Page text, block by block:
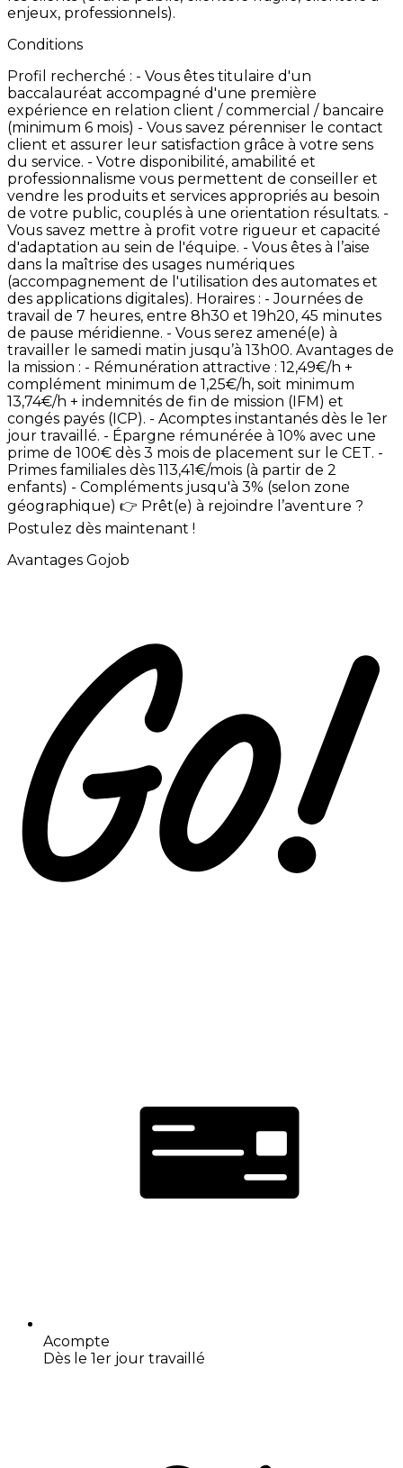
enjeux, professionnels).
Conditions
Profil recherché : - Vous êtes titulaire d'un
baccalauréat accompagné d'une première
expérience en relation client /commercial / bancaire
(minimum 6 mois) - Vous savez pérenniser le contact
client et assurer leur satisfaction grâce à votre sens
du service. - Votre disponibilité, amabilité et
professionnalisme vous permettent de conseiller et
vendre les produits et services appropriés au besoin
de votre public, couplés à une orientation résultats. -
Vous savez mettre à profit votre rigueur et capacité
d'adaptation au sein de l'équipe. - Vous êtes à l’aise
dans la maîtrise des usages numériques
(accompagnement de l'utilisation des automates et
des applications digitales). Horaires : -Journées de
travail de 7 heures, entre 8h30 et 19h20, 45 minutes
de pause méridienne. - Vous serez amené(e) à
travailler le samedi matin jusqu’à 13h00. Avantages de
la mission : - Rémunération attractive : 12,49€/h +
complément minimum de 1,25€/h, soit minimum
13,74€/h + indemnités de fin de mission (IFM) et
congés payés (ICP). - Acomptes instantanés dès le 1er
jour travaillé. - Épargne rémunérée à 10% avec une
prime de 100€ dès 3 mois de placement sur le CET. -
Primes familiales dès 113,41€/mois (à partir de 2
enfants) - Compléments jusqu'à 3% (selon zone
géographique) 👉 Prêt(e) à rejoindre l’aventure ?
Postulez dès maintenant !
Avantages Gojob
Acompte
Dès le 1er jour travaillé